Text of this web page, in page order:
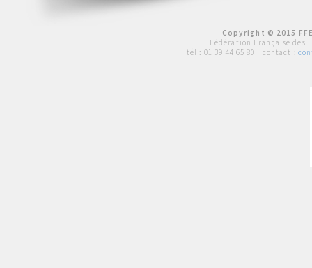
Copyright © 2015
Fédération Française des
tél : 01 39 44 65 80 | contact :